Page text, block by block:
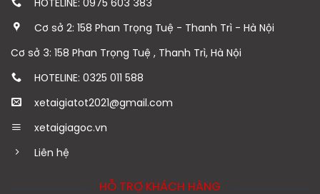
HOTELINE: 0975 603 383
Cơ sở 2: 158 Phan Trọng Tuệ - Thanh Trì - Hà Nội
Cơ sở 3: 158 Phan Trọng Tuệ , Thanh Trì, Hà Nội
HOTELINE: 0325 011 588
xetaigiatot2021@gmail.com
xetaigiagoc.vn
Liên hệ
HỖ TRỢ KHÁCH HÀNG